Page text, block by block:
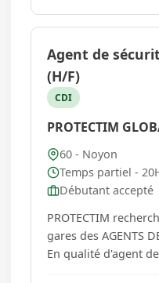
cœur de
Agent de
(H/F)
CDI
PROTECTIM
60 - Noyon
Temps partiel -
Débutant accepté
PROTECTIM
gares des AGENTS DE
En qualité d'agent